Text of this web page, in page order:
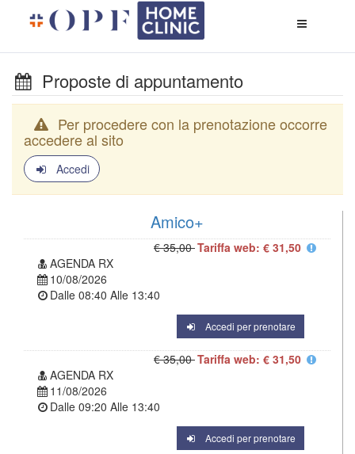
di
Proposte di appuntamento
Per procedere con la prenotazione occorre
accedere al sito
Accedi
Amico+
€ 35,00Tariffa web: € 31,50
AGENDA RX
10/08/2026
Dalle 08:40 Alle 13:40
Accedi per prenotare
€ 35,00Tariffa web: € 31,50
AGENDA RX
11/08/2026
Dalle 09:20 Alle 13:40
Accedi per prenotare